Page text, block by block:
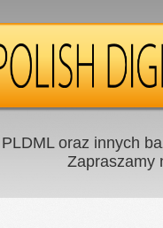
oraz innych
Zapraszamy